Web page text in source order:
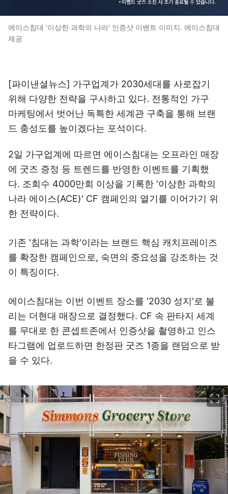
에이스침대 '이상한 과학의 나라' 인증샷 이벤트 이미지. 에이스침대
제공
[파이낸셜뉴스] 가구업계가 2030세대를 사로잡기
위해 다양한 전략을 구사하고 있다. 전통적인 가구
마케팅에서 벗어난 독특한 세계관 구축을 통해 브랜
드 충성도를 높이겠다는 포석이다.
2일 가구업계에 따르면 에이스침대는 오프라인 매장
에 굿즈 증정 등 트렌드를 반영한 이벤트를 기획했
다. 조회수 4000만회 이상을 기록한 '이상한 과학의
나라 에이스(ACE)' CF 캠페인의 열기를 이어가기 위
한 전략이다.
기존 '침대는 과학'이라는 브랜드 핵심 캐치프레이즈
를 확장한 캠페인으로, 숙면의 중요성을 강조하는 것
이 특징이다.
에이스침대는 이번 이벤트 장소를 '2030 성지'로 불
리는 더현대 매장으로 결정했다. CF 속 판타지 세계
를 무대로 한 콘셉트존에서 인증샷을 촬영하고 인스
타그램에 업로드하면 한정판 굿즈 1종을 랜덤으로 받
을 수 있다.